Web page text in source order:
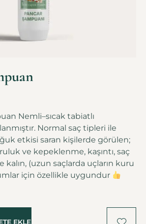
Nemli–sıcak tabiatlı
Normal saç tipleri ile
etkisi saran kişilerde görülen;
ve kepeklenme, kaşıntı, saç
kalın, (uzun saçlarda uçların kuru
için özellikle uygundur
EKLE